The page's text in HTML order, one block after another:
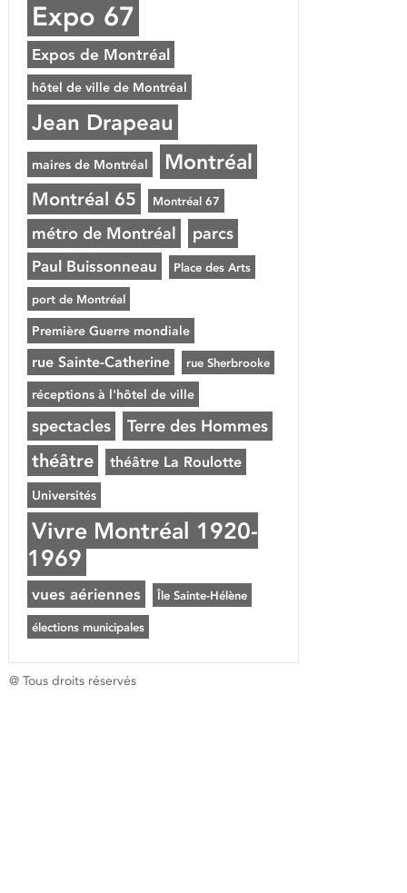
Expo 67
Expos de Montréal
hôtel de ville de Montréal
Jean Drapeau
maires de Montréal Montréal
Montréal 65 Montréal 67
métro de Montréal parcs
Paul Buissonneau Place des Arts
port de Montréal
Première Guerre mondiale
rue Sainte-Catherine rue Sherbrooke
réceptions à l'hôtel de ville
spectacles Terre des Hommes
théâtre théâtre La Roulotte
Universités
Vivre Montréal 1920-
1969
vues aériennes Île Sainte-Hélène
élections municipales
@ Tous droits réservés